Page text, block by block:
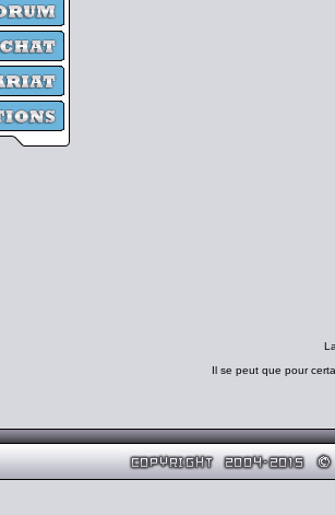
Il se peut que pour